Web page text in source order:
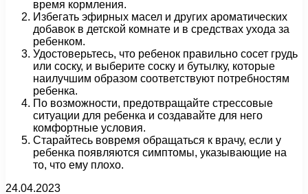
время кормления.
Избегать эфирных масел и других ароматических
добавок в детской комнате и в средствах ухода за
ребенком.
Удостоверьтесь, что ребенок правильно сосет грудь
или соску, и выберите соску и бутылку, которые
наилучшим образом соответствуют потребностям
ребенка.
По возможности, предотвращайте стрессовые
ситуации для ребенка и создавайте для него
комфортные условия.
Старайтесь вовремя обращаться к врачу, если у
ребенка появляются симптомы, указывающие на
то, что ему плохо.
24.04.2023